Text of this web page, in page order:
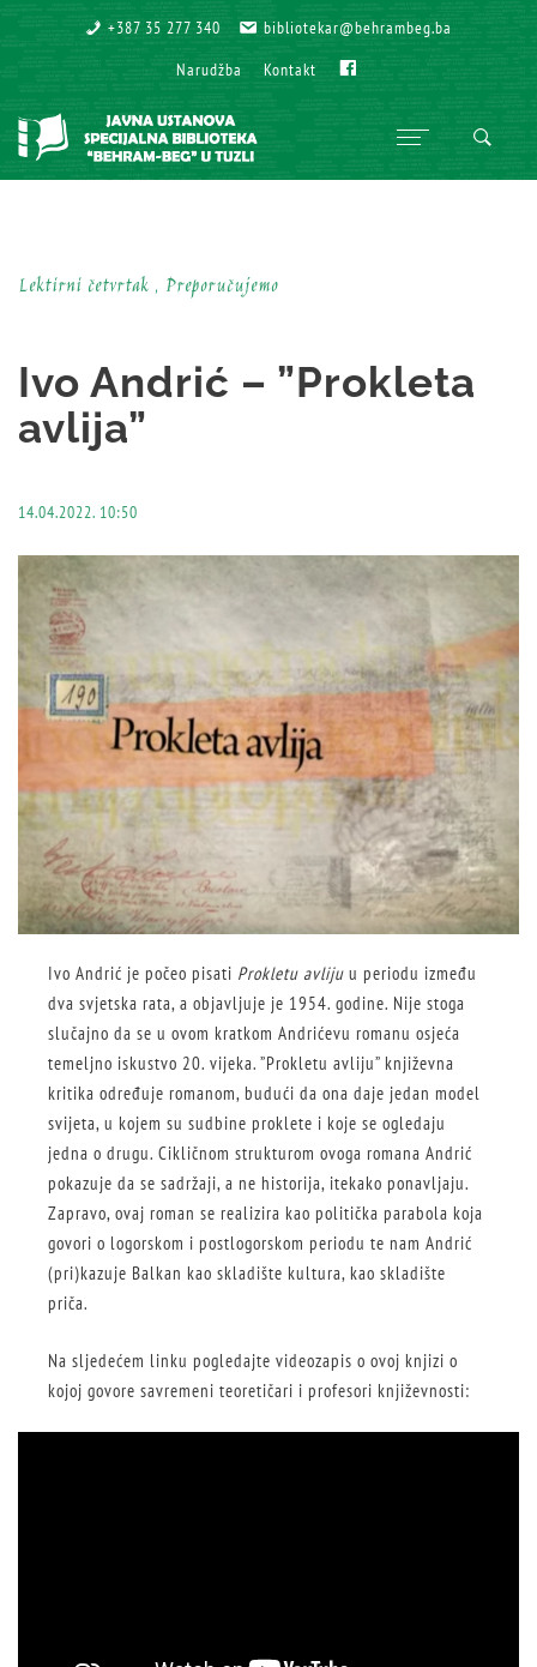
+387 35 277 340
+387 35 277 340 bibliotekar@behrambeg.ba
bibliotekar@behrambeg.ba
Narudžba
Narudžba Kontakt
Kontakt
Lektirni četvrtak , Preporučujemo
Ivo Andrić – ”Prokleta
avlija”
14.04.2022. 10:50
Ivo Andrić je počeo pisati Prokletu avliju u periodu između
dva svjetska rata, a objavljuje je 1954. godine. Nije stoga
slučajno da se u ovom kratkom Andrićevu romanu osjeća
temeljno iskustvo 20. vijeka. ”Prokletu avliju” književna
kritika određuje romanom, budući da ona daje jedan model
svijeta, u kojem su sudbine proklete i koje se ogledaju
jedna o drugu. Cikličnom strukturom ovoga romana Andrić
pokazuje da se sadržaji, a ne historija, itekako ponavljaju.
Zapravo, ovaj roman se realizira kao politička parabola koja
govori o logorskom i postlogorskom periodu te nam Andrić
(pri)kazuje Balkan kao skladište kultura, kao skladište
priča.
Na sljedećem linku pogledajte videozapis o ovoj knjizi o
kojoj govore savremeni teoretičari i profesori književnosti: